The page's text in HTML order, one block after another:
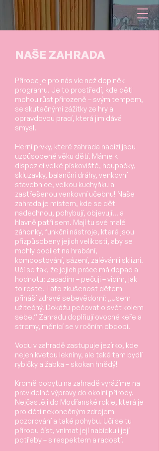
NAŠE ZAHRADA
Příroda je pro nás víc než doplněk
programu. Je to prostředí, kde děti
mohou růst přirozeně – svým tempem,
se skutečnými zážitky ze hry a
opravdovou prací, která jim dává
smysl.
Herní prvky, které zahrada nabízí jsou
uzpůsobené věku dětí. Máme k
dispozici velké pískoviště, houpačky,
skluzavky, balanční dráhy, venkovní
stavebnice, velkou kuchyňku a
zastřešenou venkovní učebnu! Naše
zahrada je místem, kde se děti
nadechnou, pohybují, objevují… a
hlavně patří sem. Mají tu své malé
záhonky, funkční nástroje, které jsou
přizpůsobeny jejich velikosti, aby se
mohly podílet na hrabání,
kompostování, sázení, zalévání i sklizni.
Učí se tak, že jejich práce má dopad a
hodnotu: zasadím – pečuji – vidím, jak
to roste. Tato zkušenost dětem
přináší zdravé sebevědomí: „Jsem
užitečný. Dokážu pečovat o svět kolem
sebe.“ Zahradu doplňují ovocné keře a
stromy, měnící se v ročním období.
Vodu v zahradě zastupuje jezírko, kde
nejen kvetou lekníny, ale také tam bydlí
rybičky a žabka – skokan hnědý!
Kromě pobytu na zahradě vyrážíme na
pravidelné výpravy do okolní přírody.
Nejčastěji do Modřanské rokle, která je
pro děti nekonečným zdrojem
pozorování a také pohybu. Učí se tu
přírodu číst, vnímat její nabídku i její
potřeby – s respektem a radostí.